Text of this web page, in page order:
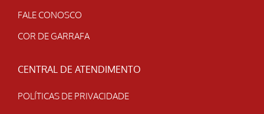
FALE CONOSCO
COR DE GARRAFA
CENTRAL DE ATENDIMENTO
POLÍTICAS DE PRIVACIDADE